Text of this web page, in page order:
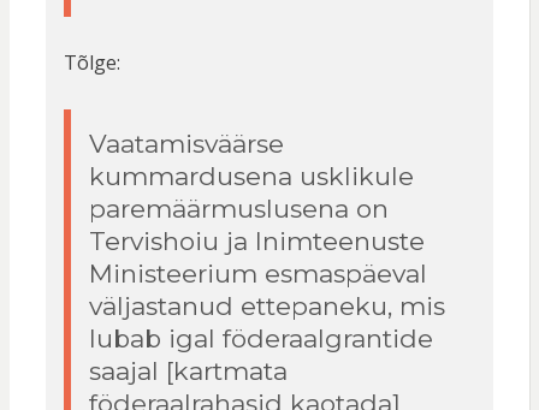
Tõlge:
Vaatamisväärse
kummardusena usklikule
paremäärmuslusena on
Tervishoiu ja Inimteenuste
Ministeerium esmaspäeval
väljastanud ettepaneku, mis
lubab igal föderaalgrantide
saajal [kartmata
föderaalrahasid kaotada]